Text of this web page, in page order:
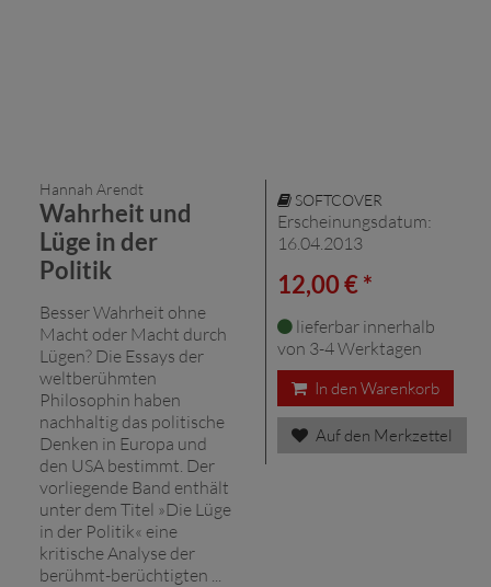
Hannah Arendt
Wahrheit und
Lüge in der
Politik
Besser Wahrheit ohne
Macht oder Macht durch
Lügen? Die Essays der
weltberühmten
Philosophin haben
nachhaltig das politische
Denken in Europa und
den USA bestimmt. Der
vorliegende Band enthält
unter dem Titel »Die Lüge
in der Politik« eine
kritische Analyse der
berühmt-berüchtigten ...
SOFTCOVER
Erscheinungsdatum:
16.04.2013
12,00 € *
lieferbar innerhalb
von 3-4 Werktagen
In den Warenkorb
Auf den Merkzettel